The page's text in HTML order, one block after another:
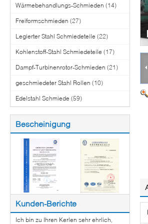
Wärmebehandlungs-Schmieden (14)
Freiformschmieden (27)
Legierter Stahl Schmiedeteile (22)
Kohlenstoff-Stahl Schmiedeteile (17)
Dampf-Turbinenrotor-Schmieden (21)
geschmiedeter Stahl Rollen (10)
Edelstahl Schmiede (59)
Bescheinigung
Kunden-Berichte
Ich bin zu Ihren Kerlen sehr ehrlich,